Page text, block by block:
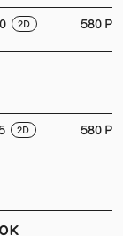
2D 580 P
2D 580 P